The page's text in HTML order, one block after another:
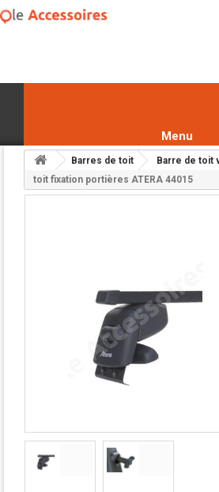
Menu
Barres de toit Barre de toit
toit fixation portières ATERA 44015